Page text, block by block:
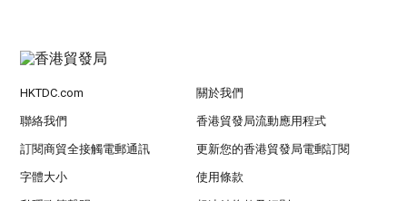
HKTDC.com 關於我們
聯絡我們 香港貿發局流動應用程式
訂閱商貿全接觸電郵通訊 更新您的香港貿發局電郵訂閱
字體大小 使用條款